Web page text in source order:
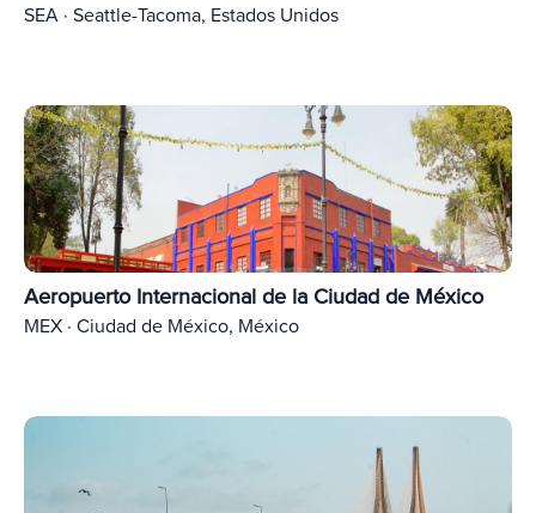
SEA · Seattle-Tacoma, Estados Unidos
Aeropuerto Internacional de la Ciudad de México
MEX · Ciudad de México, México